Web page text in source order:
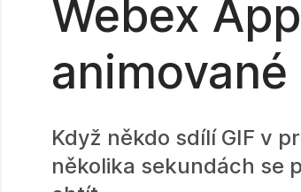
Webex
Když někdo sdílí GIF v
několika sekundách se